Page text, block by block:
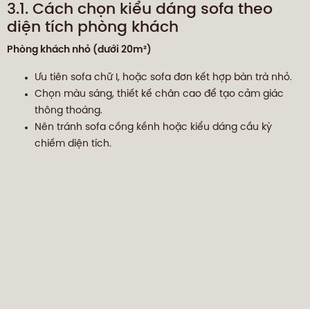
3.1. Cách chọn kiểu dáng sofa theo
diện tích phòng khách
Phòng khách nhỏ (dưới 20m²)
Ưu tiên sofa chữ I, hoặc sofa đơn kết hợp bàn trà nhỏ.
Chọn màu sáng, thiết kế chân cao để tạo cảm giác
thông thoáng.
Nên tránh sofa cồng kềnh hoặc kiểu dáng cầu kỳ
chiếm diện tích.